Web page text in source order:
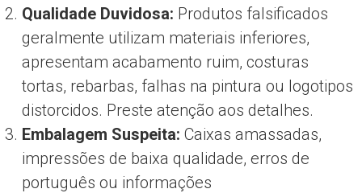
Qualidade Duvidosa: Produtos falsificados
geralmente utilizam materiais inferiores,
apresentam acabamento ruim, costuras
tortas, rebarbas, falhas na pintura ou logotipos
distorcidos. Preste atenção aos detalhes.
Embalagem Suspeita: Caixas amassadas,
impressões de baixa qualidade, erros de
português ou informações